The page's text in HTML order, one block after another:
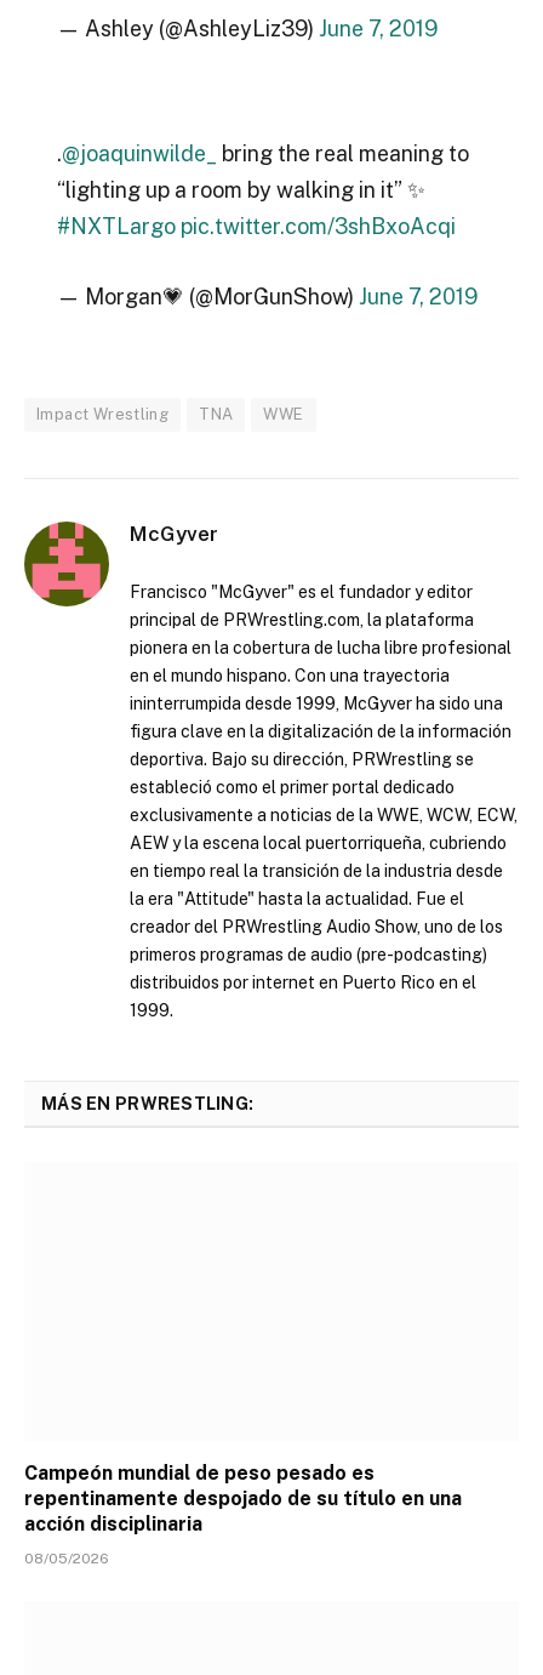
— Ashley (@AshleyLiz39) June 7, 2019
.@joaquinwilde_
bring the real meaning to
“lighting up a room by walking in it” ✨
#NXTLargo pic.twitter.com/3shBxoAcqi
— Morgan💗 (@MorGunShow) June 7, 2019
Impact Wrestling TNA WWE
McGyver
Francisco "McGyver" es el fundador y editor
principal de PRWrestling.com, la plataforma
pionera en la cobertura de lucha libre profesional
en el mundo hispano. Con una trayectoria
ininterrumpida desde 1999, McGyver ha sido una
figura clave en la digitalización de la información
deportiva. Bajo su dirección, PRWrestling se
estableció como el primer portal dedicado
exclusivamente a noticias de la WWE, WCW, ECW,
AEW y la escena local puertorriqueña, cubriendo
en tiempo real la transición de la industria desde
la era "Attitude" hasta la actualidad. Fue el
creador del PRWrestling Audio Show, uno de los
primeros programas de audio (pre-podcasting)
distribuidos por internet en Puerto Rico en el
1999.
MÁS EN PRWRESTLING:
Campeón mundial de peso pesado es
repentinamente despojado de su título en una
acción disciplinaria
08/05/2026